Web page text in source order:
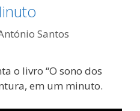
Santos
o livro “O sono dos
em um minuto.